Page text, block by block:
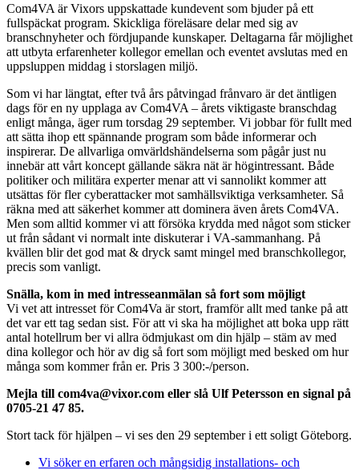
Com4VA är Vixors uppskattade kundevent som bjuder på ett
fullspäckat program. Skickliga föreläsare delar med sig av
branschnyheter och fördjupande kunskaper. Deltagarna får möjlighet
att utbyta erfarenheter kollegor emellan och eventet avslutas med en
uppsluppen middag i storslagen miljö.
Som vi har längtat, efter två års påtvingad frånvaro är det äntligen
dags för en ny upplaga av Com4VA – årets viktigaste branschdag
enligt många, äger rum torsdag 29 september. Vi jobbar för fullt med
att sätta ihop ett spännande program som både informerar och
inspirerar. De allvarliga omvärldshändelserna som pågår just nu
innebär att vårt koncept gällande säkra nät är högintressant. Både
politiker och militära experter menar att vi sannolikt kommer att
utsättas för fler cyberattacker mot samhällsviktiga verksamheter. Så
räkna med att säkerhet kommer att dominera även årets Com4VA.
Men som alltid kommer vi att försöka krydda med något som sticker
ut från sådant vi normalt inte diskuterar i VA-sammanhang. På
kvällen blir det god mat & dryck samt mingel med branschkollegor,
precis som vanligt.
Snälla, kom in med intresseanmälan så fort som möjligt
Vi vet att intresset för Com4Va är stort, framför allt med tanke på att
det var ett tag sedan sist. För att vi ska ha möjlighet att boka upp rätt
antal hotellrum ber vi allra ödmjukast om din hjälp – stäm av med
dina kollegor och hör av dig så fort som möjligt med besked om hur
många som kommer från er. Pris 3 300:-/person.
Mejla till com4va@vixor.com eller slå Ulf Petersson en signal på
0705-21 47 85.
Stort tack för hjälpen – vi ses den 29 september i ett soligt Göteborg.
Vi söker en erfaren och mångsidig installations- och